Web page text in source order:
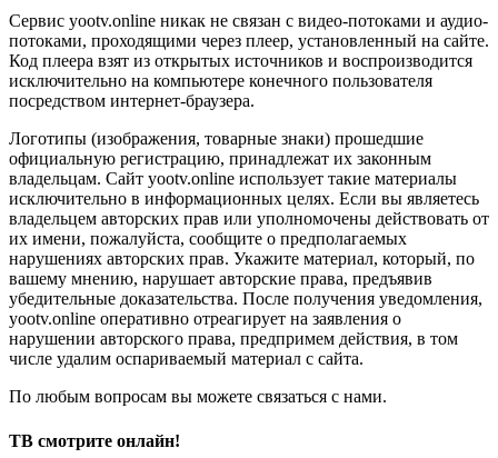
Сервис yootv.online никак не связан с видео-потоками и аудио-
потоками, проходящими через плеер, установленный на сайте.
Код плеера взят из открытых источников и воспроизводится
исключительно на компьютере конечного пользователя
посредством интернет-браузера.
Логотипы (изображения, товарные знаки) прошедшие
официальную регистрацию, принадлежат их законным
владельцам. Сайт yootv.online использует такие материалы
исключительно в информационных целях. Если вы являетесь
владельцем авторских прав или уполномочены действовать от
их имени, пожалуйста, сообщите о предполагаемых
нарушениях авторских прав. Укажите материал, который, по
вашему мнению, нарушает авторские права, предъявив
убедительные доказательства. После получения уведомления,
yootv.online оперативно отреагирует на заявления о
нарушении авторского права, предпримем действия, в том
числе удалим оспариваемый материал с сайта.
По любым вопросам вы можете связаться с нами.
ТВ смотрите онлайн!